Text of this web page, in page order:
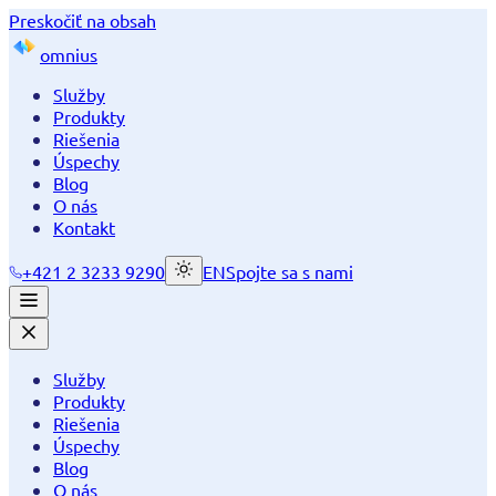
Preskočiť na obsah
omnius
Služby
Produkty
Riešenia
Úspechy
Blog
O nás
Kontakt
+421 2 3233 9290
ENSpojte sa s nami
Služby
Produkty
Riešenia
Úspechy
Blog
O nás